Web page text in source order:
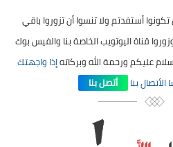
أستفدتم ولا تنسوا أن تزوروا باقي
قناة اليوتويب الخاصة بنا والفيس بوك
عليكم ورحمة الله وبركاتهإذا واجهتك
بنا
أتصل بنا